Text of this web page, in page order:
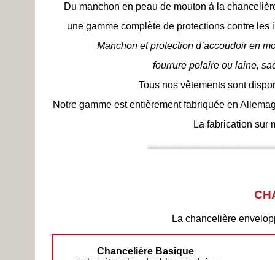
Du manchon en peau de mouton à la
une gamme complète de protections contre
Manchon et protection d’accoudoir en
fourrure polaire ou laine,
Tous nos vêtements sont
Notre gamme est entièrement fabriquée en
La fabrication sur
La chancelière
Chancelière Basique